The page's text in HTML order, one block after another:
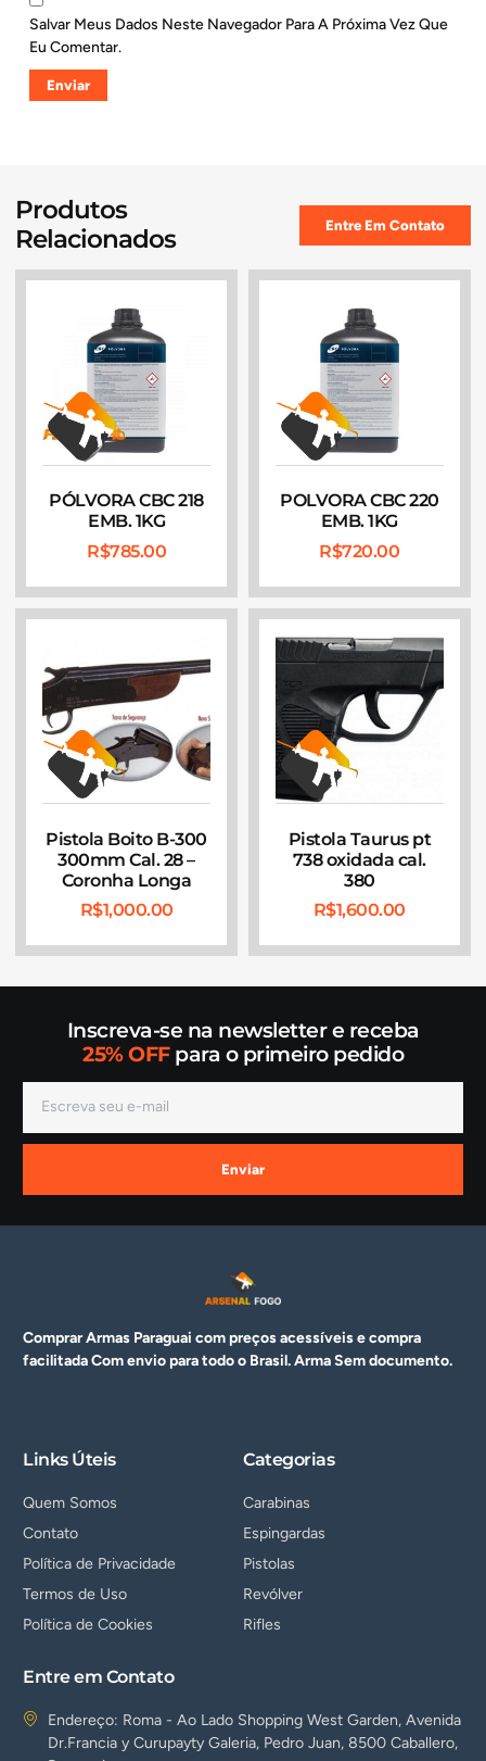
Salvar Meus Dados Neste Navegador Para A Próxima Vez Que
Eu Comentar.
Produtos
Relacionados
Entre Em Contato
PÓLVORA CBC 218
EMB. 1KG
R$785.00
POLVORA CBC 220
EMB. 1KG
R$720.00
Pistola Boito B-300
300mm Cal. 28 –
Coronha Longa
R$1,000.00
Pistola Taurus pt
738 oxidada cal.
380
R$1,600.00
Inscreva-se na newsletter e receba
25% OFFpara o primeiro pedido
Enviar
Comprar Armas Paraguai com preços acessíveis e compra
facilitada Com envio para todo o Brasil. ArmaSem documento.
Links Úteis
Quem Somos
Contato
Política de Privacidade
Termos de Uso
Política de Cookies
Categorias
Carabinas
Espingardas
Pistolas
Revólver
Rifles
Entre em Contato
Endereço: Roma - Ao Lado Shopping West Garden, Avenida
Dr.Francia y Curupayty Galeria, Pedro Juan, 8500 Caballero,